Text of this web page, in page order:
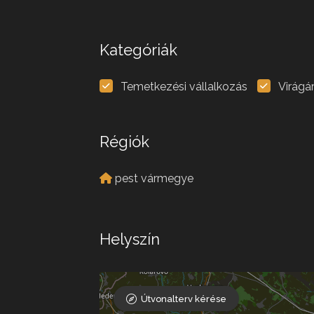
Kategóriák
Temetkezési vállalkozás
Régiók
pest vármegye
Helyszín
Útvonalterv kérése